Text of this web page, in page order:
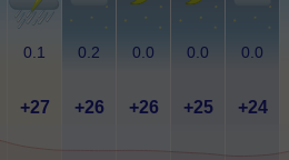
0.1 0.2 0.0 0.0 0.0
+27 +26 +26 +25 +24